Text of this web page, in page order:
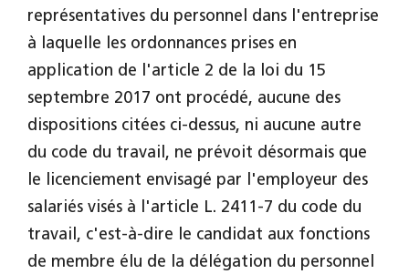
représentatives du personnel dans l'entreprise
à laquelle les ordonnances prises en
application de l'article 2 de la loi du 15
septembre 2017 ont procédé, aucune des
dispositions citées ci-dessus, ni aucune autre
du code du travail, ne prévoit désormais que
le licenciement envisagé par l'employeur des
salariés visés à l'article L. 2411-7 du code du
travail, c'est-à-dire le candidat aux fonctions
de membre élu de la délégation du personnel